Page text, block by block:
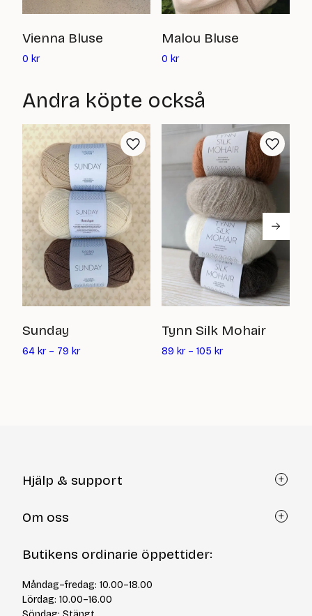
Vienna Bluse
0 krDet
är:
Malou Bluse
0 krDet
är:
Andra köpte också
Sunday
64 kr – 79 kr
Tynn Silk Mohair
89 kr – 105 kr
Hjälp & support
Återköp via formulär
Frågor och svar
Cookiepolicy
Integritetspolicy
Om oss
Om Yllotyll
Kurser & events
Tips & tekniker
Varumärken
Butikens ordinarie öppettider:
Måndag–fredag: 10.00–18.00
Lördag: 10.00–16.00